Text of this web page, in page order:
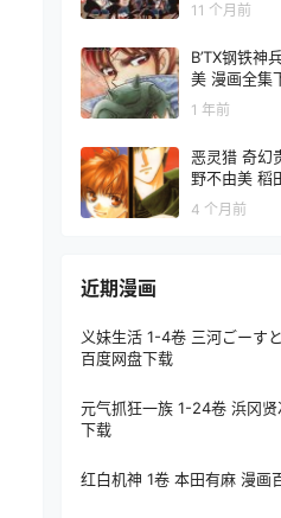
11 个月前
B’TX钢铁神
美 漫画全集
1 年前
恶灵猎 奇幻
野不由美 稻
网盘下载
4 个月前
近期漫画
义妹生活 1-4卷 三河ごーす
百度网盘下载
元气抓狂一族 1-24卷 浜冈
下载
红白机神 1卷 本田有麻 漫画